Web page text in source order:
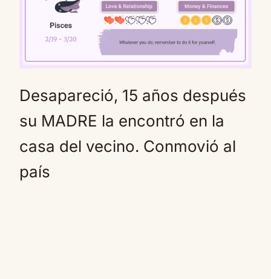
Mute
Desapareció, 15 años después
su MADRE la encontró en la
casa del vecino. Conmovió al
país